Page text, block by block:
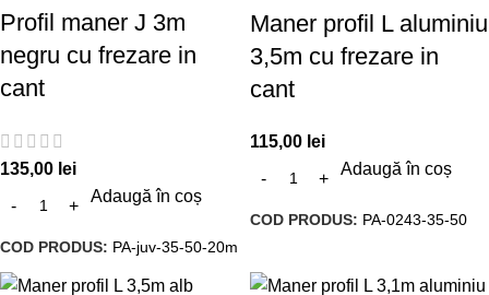
Profil maner J 3m
negru cu frezare in
cant
135,00 lei
Adaugă în coș
COD PRODUS: PA-juv-35-50-20m
Maner profil L aluminiu
3,5m cu frezare in
cant
115,00 lei
Adaugă în coș
COD PRODUS: PA-0243-35-50